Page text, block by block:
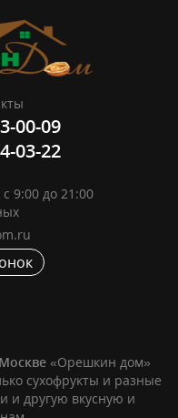
00-09
03-22
9:00 до 21:00
«Орешкин дом»
сухофрукты и разные
и другую вкусную и